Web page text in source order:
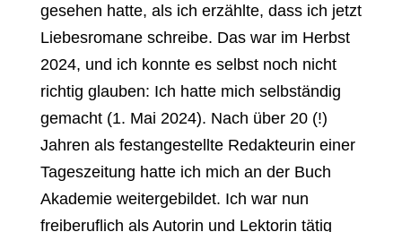
gesehen hatte, als ich erzählte, dass ich jetzt
Liebesromane schreibe. Das war im Herbst
2024, und ich konnte es selbst noch nicht
richtig glauben: Ich hatte mich selbständig
gemacht (1. Mai 2024). Nach über 20 (!)
Jahren als festangestellte Redakteurin einer
Tageszeitung hatte ich mich an der Buch
Akademie weitergebildet. Ich war nun
freiberuflich als Autorin und Lektorin tätig